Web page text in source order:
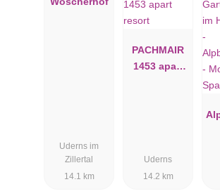
Uderns im
Zillertal
14.1 km
PACHMAIR
1453 apart
Uderns
14.2 km